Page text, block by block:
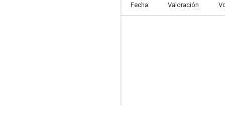
--
Fecha Valoración